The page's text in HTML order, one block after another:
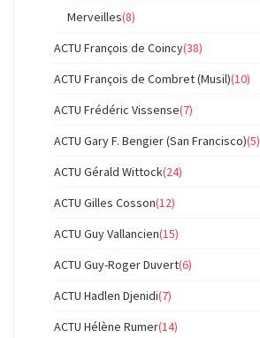
Merveilles(8)
ACTU François de Coincy(38)
ACTU François de Combret (Musil)(10)
ACTU Frédéric Vissense(7)
ACTU Gary F. Bengier (San Francisco)(5)
ACTU Gérald Wittock(24)
ACTU Gilles Cosson(12)
ACTU Guy Vallancien(15)
ACTU Guy-Roger Duvert(6)
ACTU Hadlen Djenidi(7)
ACTU Hélène Rumer(14)